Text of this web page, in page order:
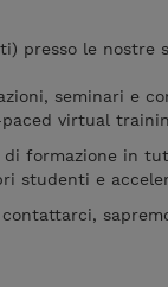
presso le
seminari e
virtual
formazione in
studenti e